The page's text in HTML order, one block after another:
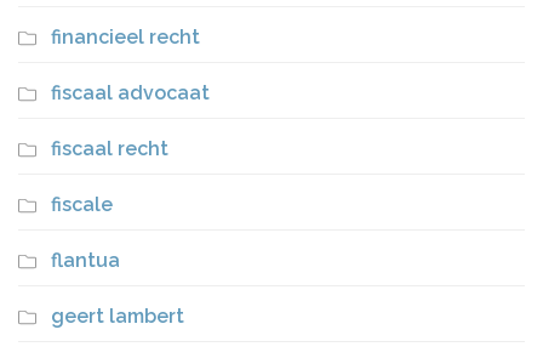
financieel recht
fiscaal advocaat
fiscaal recht
fiscale
flantua
geert lambert